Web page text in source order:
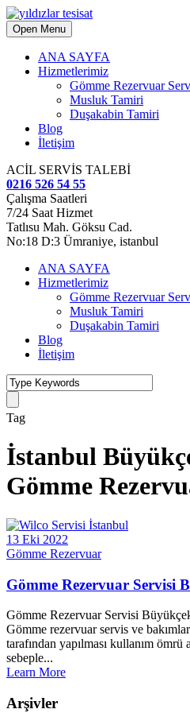
Open Menu
ANA SAYFA
Hizmetlerimiz
Gömme Rezervuar
Musluk Tamiri
Duşakabin Tamiri
Blog
İletişim
ACİL SERVİS TALEBİ
0216 526 54 55
Çalışma Saatleri
7/24 Saat Hizmet
Tatlısu Mah. Göksu Cad.
No:18 D:3 Ümraniye, istanbul
ANA SAYFA
Hizmetlerimiz
Gömme Rezervuar
Musluk Tamiri
Duşakabin Tamiri
Blog
İletişim
Tag
İstanbul
Gömme
13 Eki 2022
Gömme Rezervuar
Gömme Rezervuar Servisi
Gömme Rezervuar Servisi
Gömme rezervuar servis ve
tarafından yapılması kullanım ömrü
sebeple...
Learn More
Arşivler